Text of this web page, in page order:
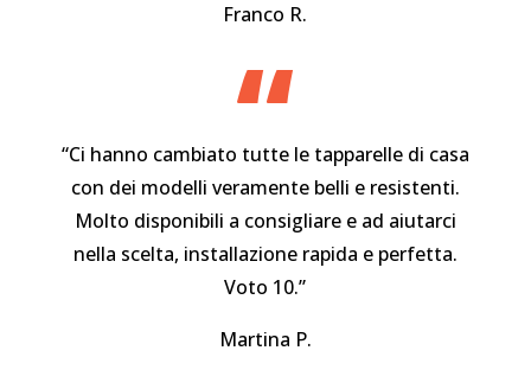
Franco R.
“
“Ci hanno cambiato tutte le tapparelle di casa
con dei modelli veramente belli e resistenti.
Molto disponibili a consigliare e ad aiutarci
nella scelta, installazione rapida e perfetta.
Voto 10.”
Martina P.